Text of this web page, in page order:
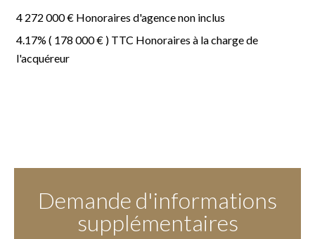
4 272 000 € Honoraires d'agence non inclus
4.17% ( 178 000 € ) TTC Honoraires à la charge de
l'acquéreur
Demande d'informations
supplémentaires